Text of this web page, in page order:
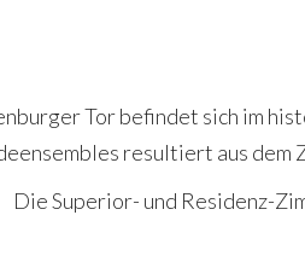
Tor befindet sich im
resultiert aus dem
Die Superior- und Residenz-